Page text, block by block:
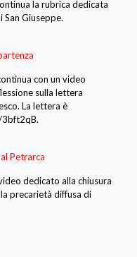
la rubrica dedicata
San Giuseppe.
con un video
sulla lettera
La lettera è
3bft2qB.
Petrarca
dedicato alla chiusura
precarietà diffusa di